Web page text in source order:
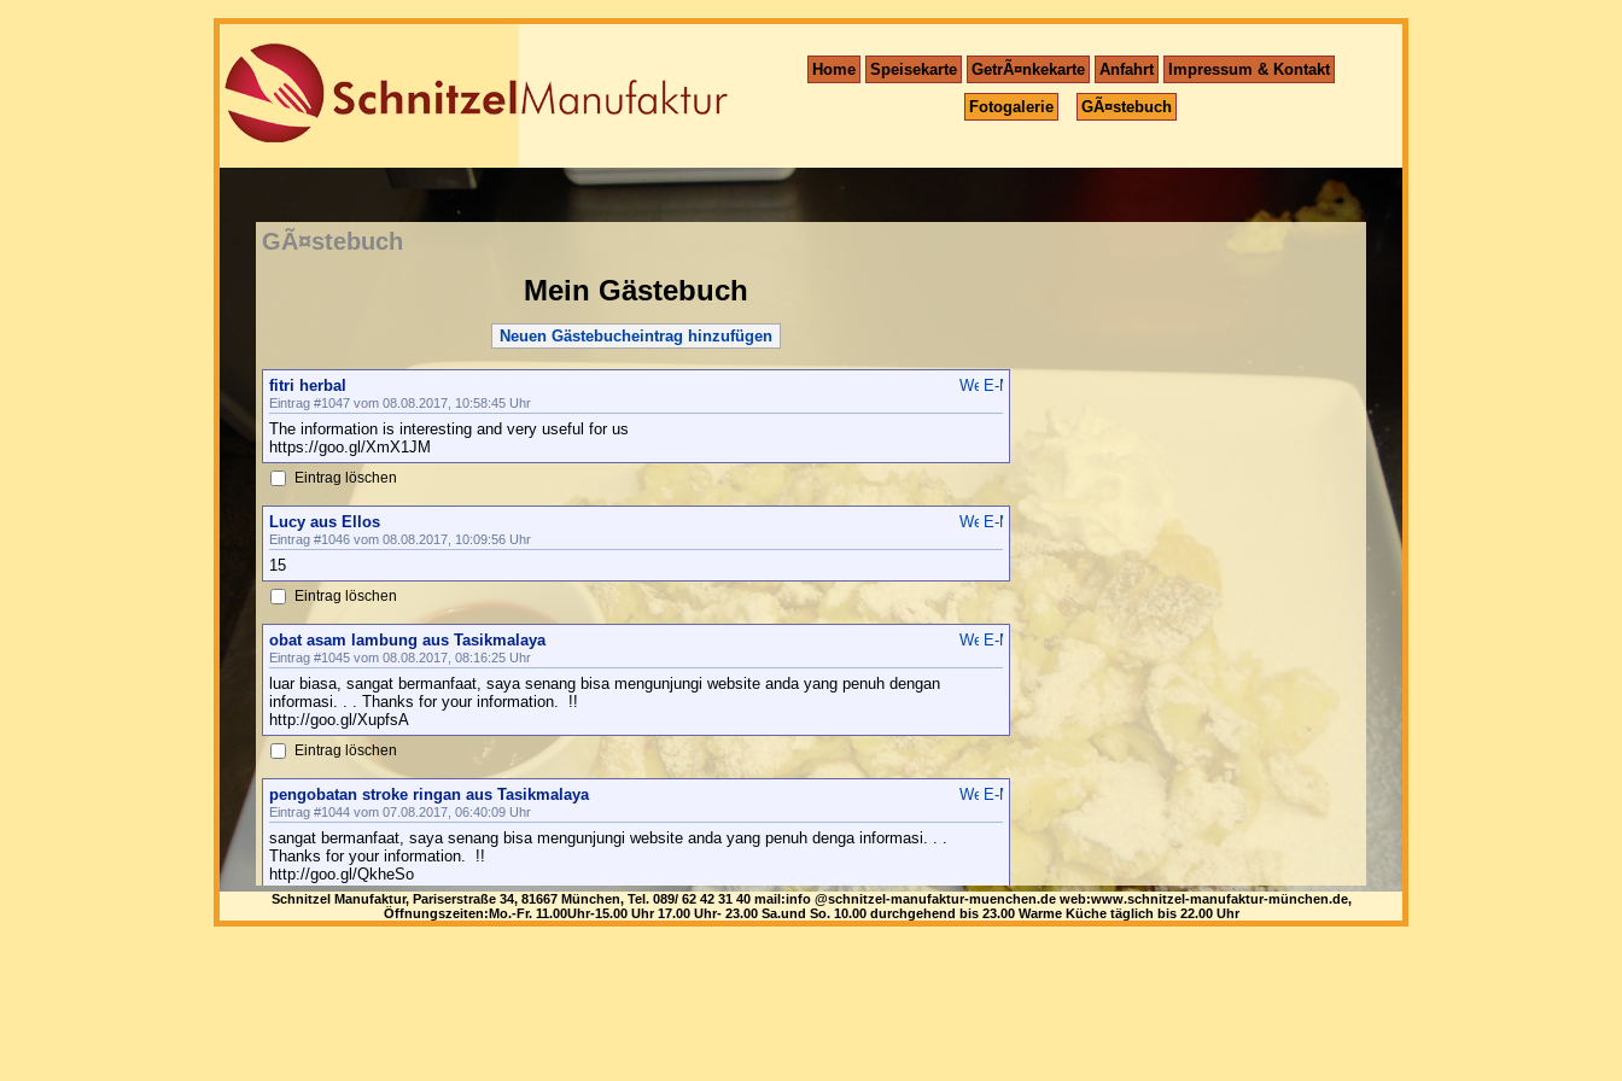
Home Speisekarte GetrÃ¤nkekarte Anfahrt Impressum & Kontakt
Fotogalerie GÃ¤stebuch
GÃ¤stebuch
Mein Gästebuch
Neuen Gästebucheintrag hinzufügen
fitri herbal
Eintrag #1047 vom 08.08.2017, 10:58:45 Uhr
The information is interesting and very useful for us
https://goo.gl/XmX1JM
Eintrag löschen
Lucy aus Ellos
Eintrag #1046 vom 08.08.2017, 10:09:56 Uhr
15
Eintrag löschen
obat asam lambung aus Tasikmalaya
Eintrag #1045 vom 08.08.2017, 08:16:25 Uhr
luar biasa, sangat bermanfaat, saya senang bisa mengunjungi website anda yang penuh dengan
informasi. . . Thanks for your information. !!
http://goo.gl/XupfsA
Eintrag löschen
pengobatan stroke ringan aus Tasikmalaya
Eintrag #1044 vom 07.08.2017, 06:40:09 Uhr
sangat bermanfaat, saya senang bisa mengunjungi website anda yang penuh denga informasi. . .
Thanks for your information. !!
http://goo.gl/QkheSo
Eintrag löschen
Schnitzel Manufaktur, Pariserstraße 34, 81667 München, Tel. 089/ 62 42 31 40 mail:info @schnitzel-manufaktur-muenchen.de web:www.schnitzel-manufaktur-münchen.de,
Öffnungszeiten:Mo.-Fr. 11.00Uhr-15.00 Uhr 17.00 Uhr- 23.00 Sa.und So. 10.00 durchgehend bis 23.00 Warme Küche täglich bis 22.00 Uhr